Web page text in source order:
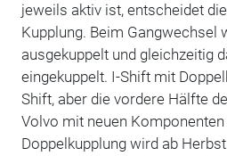
jeweils aktiv ist, entscheidet
Kupplung. Beim Gangwechsel
ausgekuppelt und gleichzeitig
eingekuppelt. I-Shift mit
Shift, aber die vordere Hälfte
Volvo mit neuen
Doppelkupplung wird ab